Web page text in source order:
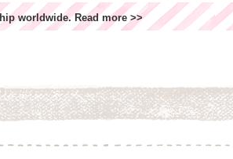
worldwide. Read more >>